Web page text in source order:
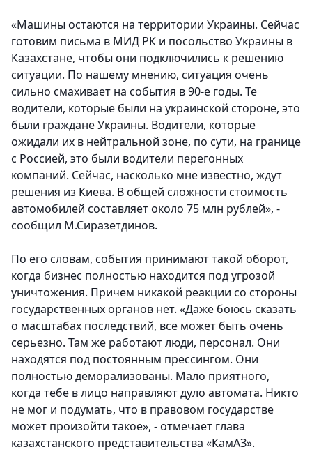
«Машины остаются на территории Украины. Сейчас
готовим письма в МИД РК и посольство Украины в
Казахстане, чтобы они подключились к решению
ситуации. По нашему мнению, ситуация очень
сильно смахивает на события в 90-е годы. Те
водители, которые были на украинской стороне, это
были граждане Украины. Водители, которые
ожидали их в нейтральной зоне, по сути, на границе
с Россией, это были водители перегонных
компаний. Сейчас, насколько мне известно, ждут
решения из Киева. В общей сложности стоимость
автомобилей составляет около 75 млн рублей», -
сообщил М.Сиразетдинов.
По его словам, события принимают такой оборот,
когда бизнес полностью находится под угрозой
уничтожения. Причем никакой реакции со стороны
государственных органов нет. «Даже боюсь сказать
о масштабах последствий, все может быть очень
серьезно. Там же работают люди, персонал. Они
находятся под постоянным прессингом. Они
полностью деморализованы. Мало приятного,
когда тебе в лицо направляют дуло автомата. Никто
не мог и подумать, что в правовом государстве
может произойти такое», - отмечает глава
казахстанского представительства «КамАЗ».